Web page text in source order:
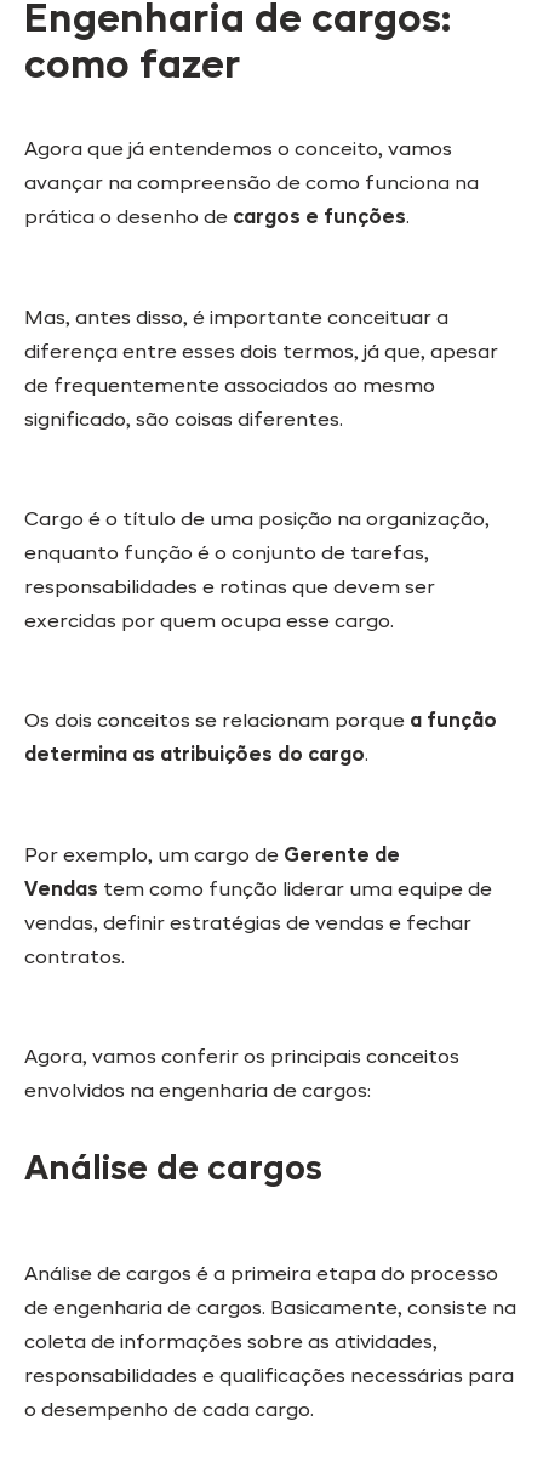
Engenharia de cargos:
como fazer
Agora que já entendemos o conceito, vamos
avançar na compreensão de como funciona na
prática o desenho de cargos e funções.
Mas, antes disso, é importante conceituar a
diferença entre esses dois termos, já que, apesar
de frequentemente associados ao mesmo
significado, são coisas diferentes.
Cargo é o título de uma posição na organização,
enquanto função é o conjunto de tarefas,
responsabilidades e rotinas que devem ser
exercidas por quem ocupa esse cargo.
Os dois conceitos se relacionam porque a função
determina as atribuições do cargo.
Por exemplo, um cargo de Gerente de
Vendas tem como função liderar uma equipe de
vendas, definir estratégias de vendas e fechar
contratos.
Agora, vamos conferir os principais conceitos
envolvidos na engenharia de cargos:
Análise de cargos
Análise de cargos é a primeira etapa do processo
de engenharia de cargos. Basicamente, consiste na
coleta de informações sobre as atividades,
responsabilidades e qualificações necessárias para
o desempenho de cada cargo.